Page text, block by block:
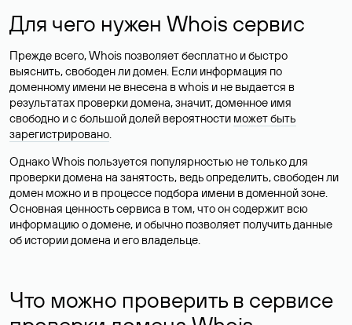
Для чего нужен Whois сервис
Прежде всего, Whois позволяет бесплатно и быстро
выяснить, свободен ли домен. Если информация по
доменному имени не внесена в whois и не выдается в
результатах проверки домена, значит, доменное имя
свободно и с большой долей вероятности может быть
зарегистрировано.
Однако Whois пользуется популярностью не только для
проверки домена на занятость, ведь определить, свободен ли
домен можно и в процессе подбора имени в доменной зоне.
Основная ценность сервиса в том, что он содержит всю
информацию о домене, и обычно позволяет получить данные
об истории домена и его владельце.
Что можно проверить в сервисе